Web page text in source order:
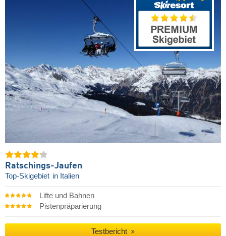
Ratschings-Jaufen
Top-Skigebiet in Italien
Lifte und Bahnen
Pistenpräparierung
Testbericht